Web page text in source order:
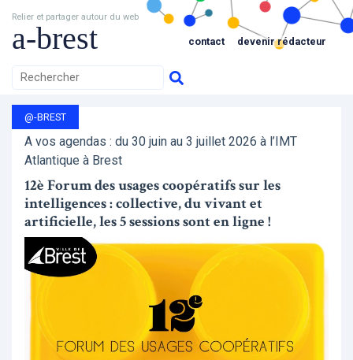
Relier et partager autour du web
a-brest contact devenir rédacteur
@-BREST
A vos agendas : du 30 juin au 3 juillet 2026 à l’IMT
Atlantique à Brest
12è Forum des usages coopératifs sur les
intelligences : collective, du vivant et
artificielle, les 5 sessions sont en ligne !